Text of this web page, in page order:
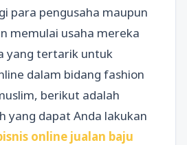
para pengusaha maupun
memulai usaha mereka
yang tertarik untuk
dalam bidang fashion
berikut adalah
yang dapat Anda lakukan
online jualan baju